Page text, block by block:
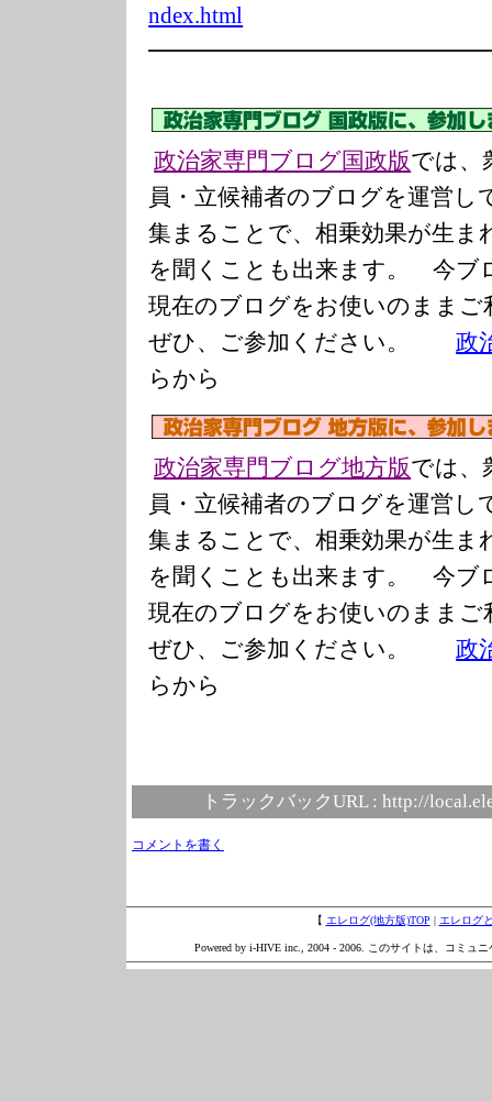
ndex.html
政治家専門ブログ国政版では、
員・立候補者のブログを運営し
集まることで、相乗効果が生ま
を聞くことも出来ます。 今ブ
現在のブログをお使いのまま
ぜひ、ご参加ください。政
らから
政治家専門ブログ地方版では、
員・立候補者のブログを運営し
集まることで、相乗効果が生ま
を聞くことも出来ます。 今ブ
現在のブログをお使いのまま
ぜひ、ご参加ください。政
らから
トラックバックURL : http://
コメントを書く
【 エレログ(地方版)TOP | エレログ
Powered by i-HIVE inc., 2004 - 2006. このサイトは、コミュ